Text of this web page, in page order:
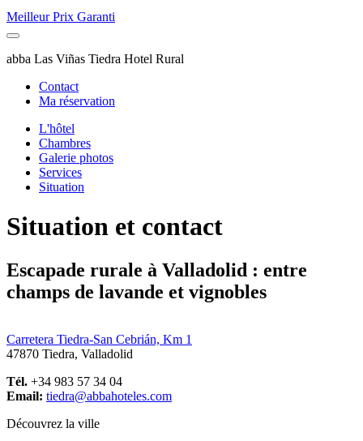
Meilleur Prix Garanti
abba Las Viñas Tiedra Hotel Rural
Contact
Ma réservation
L'hôtel
Chambres
Galerie photos
Services
Situation
Situation et contact
Escapade rurale à Valladolid : entre
champs de lavande et vignobles
Carretera Tiedra-San Cebrián, Km 1
47870 Tiedra, Valladolid
Tél. +34 983 57 34 04
Email: tiedra@abbahoteles.com
Découvrez la ville